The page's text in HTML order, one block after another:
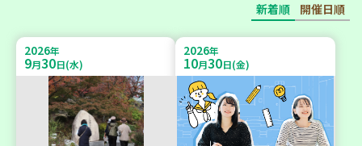
新着順 開催日順
2026年
9月30日(水)
2026年
10月30日(金)